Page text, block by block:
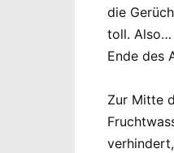
die
toll. Also…
Ende des
Zur Mitte